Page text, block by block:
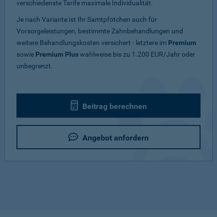
verschiedenste Tarife maximale Individualität.
Je nach Variante ist Ihr Samtpfötchen auch für
Vorsorgeleistungen, bestimmte Zahnbehandlungen und
weitere Behandlungskosten versichert - letztere im Premium
sowie Premium Pluswahlweise bis zu 1.200 EUR/Jahr oder
unbegrenzt.
Beitrag berechnen
Angebot anfordern